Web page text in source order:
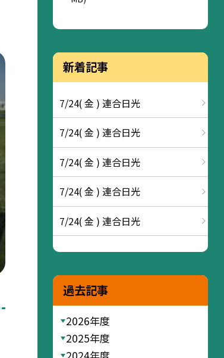
新着記事
7/24( 金 ) 連合日光
7/24( 金 ) 連合日光
7/24( 金 ) 連合日光
7/24( 金 ) 連合日光
7/24( 金 ) 連合日光
過去記事
2026年度
2025年度